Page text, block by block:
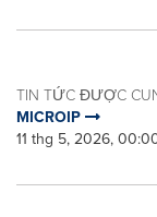
TIN TỨC ĐƯỢC
MICROIP
11 thg 5, 2026,